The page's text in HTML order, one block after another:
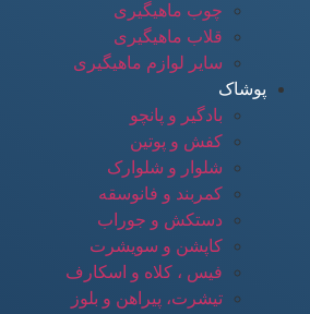
چوب ماهیگیری
قلاب ماهیگیری
سایر لوازم ماهیگیری
پوشاک
بادگیر و پانچو
کفش و پوتین
شلوار و شلوارک
کمربند و فانوسقه
دستکش و جوراب
کاپشن و سویشرت
فیس ، کلاه و اسکارف
تیشرت، پیراهن و بلوز